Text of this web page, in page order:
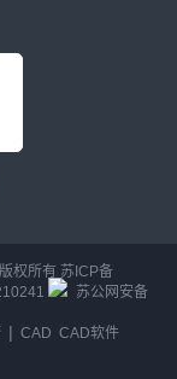
权所有 苏ICP备
苏公网安备
| CAD CAD软件